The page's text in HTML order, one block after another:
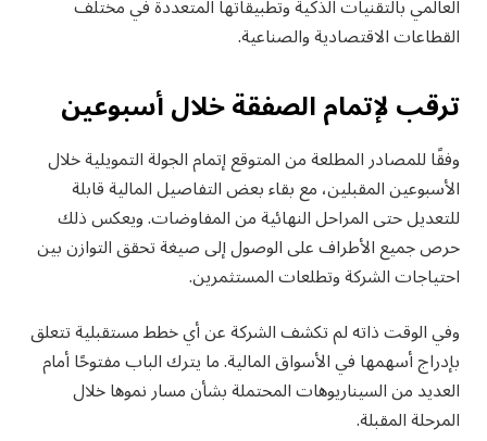
العالمي بالتقنيات الذكية وتطبيقاتها المتعددة في مختلف
القطاعات الاقتصادية والصناعية.
ترقب لإتمام الصفقة خلال أسبوعين
وفقًا للمصادر المطلعة من المتوقع إتمام الجولة التمويلية خلال
الأسبوعين المقبلين، مع بقاء بعض التفاصيل المالية قابلة
للتعديل حتى المراحل النهائية من المفاوضات. ويعكس ذلك
حرص جميع الأطراف على الوصول إلى صيغة تحقق التوازن بين
احتياجات الشركة وتطلعات المستثمرين.
وفي الوقت ذاته لم تكشف الشركة عن أي خطط مستقبلية تتعلق
بإدراج أسهمها في الأسواق المالية. ما يترك الباب مفتوحًا أمام
العديد من السيناريوهات المحتملة بشأن مسار نموها خلال
المرحلة المقبلة.